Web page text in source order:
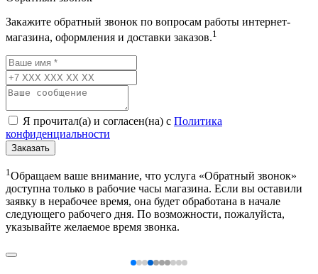
Закажите обратный звонок по вопросам работы интернет-
магазина, оформления и доставки заказов.1
Я прочитал(а) и согласен(на) с Политика
конфиденциальности
Заказать
1Обращаем ваше внимание, что услуга «Обратный звонок»
доступна только в рабочие часы магазина. Если вы оставили
заявку в нерабочее время, она будет обработана в начале
следующего рабочего дня. По возможности, пожалуйста,
указывайте желаемое время звонка.